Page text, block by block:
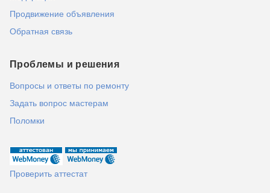
Продвижение объявления
Обратная связь
Проблемы и решения
Вопросы и ответы по ремонту
Задать вопрос мастерам
Поломки
Проверить аттестат